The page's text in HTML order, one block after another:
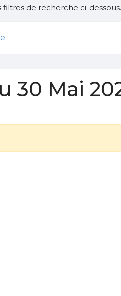
de recherche ci-dessous.
30 Mai